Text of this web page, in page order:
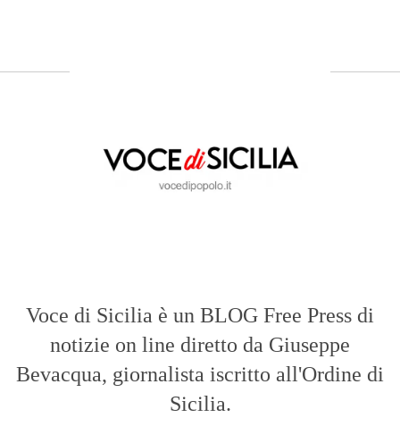
Voce di Sicilia è un BLOG Free Press di
notizie on line diretto da Giuseppe
Bevacqua, giornalista iscritto all'Ordine di
Sicilia.